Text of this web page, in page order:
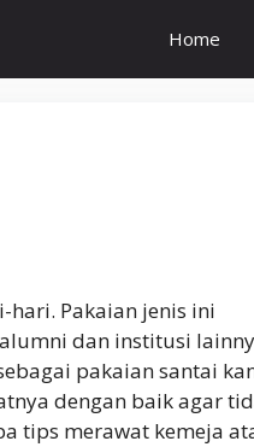
Home
hari. Pakaian jenis ini
dan institusi
pakaian santai
dengan baik agar
tips merawat kemeja